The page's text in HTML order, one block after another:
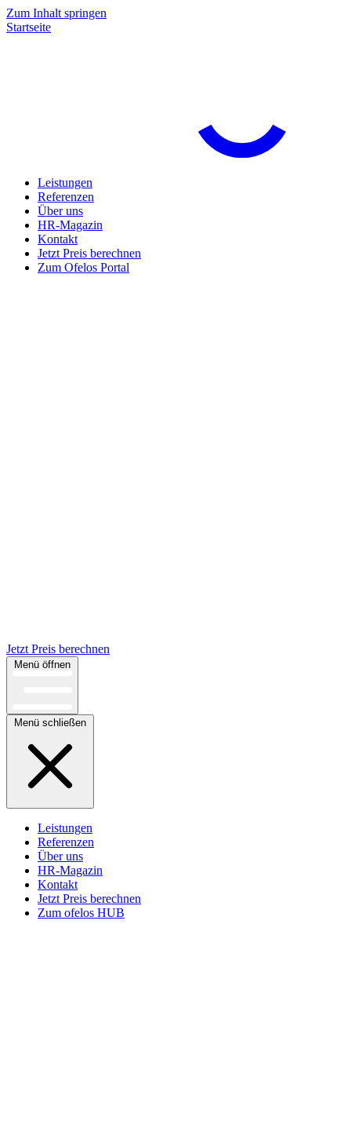
Zum Inhalt springen
Startseite
Leistungen
Referenzen
Über uns
HR-Magazin
Kontakt
Jetzt Preis berechnen
Zum Ofelos Portal
Jetzt Preis berechnen
Menü öffnen
Menü schließen
Leistungen
Referenzen
Über uns
HR-Magazin
Kontakt
Jetzt Preis berechnen
Zum ofelos HUB